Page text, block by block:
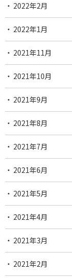
2022年2月
2022年1月
2021年11月
2021年10月
2021年9月
2021年8月
2021年7月
2021年6月
2021年5月
2021年4月
2021年3月
2021年2月